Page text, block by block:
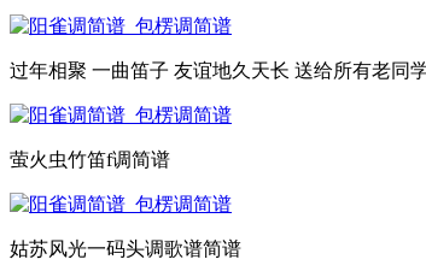
过年相聚 一曲笛子 友谊地久天长 送给所有老同
萤火虫竹笛f调简谱
姑苏风光一码头调歌谱简谱